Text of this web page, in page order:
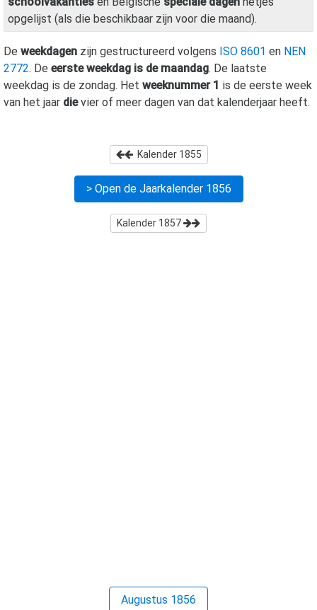
opgelijst (als die beschikbaar zijn voor die maand).
De weekdagen zijn gestructureerd volgens ISO 8601 en NEN
2772. De eerste weekdag is de maandag. De laatste
weekdag is de zondag. Het weeknummer 1 is de eerste week
van het jaar dievier of meer dagen van dat kalenderjaar heeft.
Kalender 1855
> Open de Jaarkalender 1856
Kalender 1857
Augustus 1856